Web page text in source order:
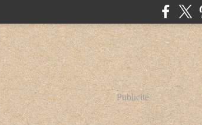
Publicité